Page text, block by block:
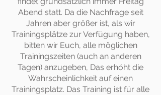
Abend statt. Da die Nachfrage seit
Jahren aber größer ist, als wir
Trainingsplätze zur Verfügung haben,
bitten wir Euch, alle möglichen
Trainingszeiten (auch an anderen
Tagen) anzugeben, Das erhöht die
Wahrscheinlichkeit auf einen
Trainingsplatz. Das Training ist für alle